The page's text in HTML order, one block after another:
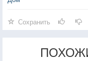
Сохранить